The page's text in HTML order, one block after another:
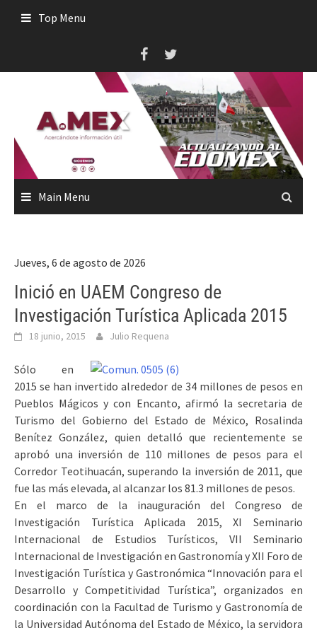
Top Menu
Main Menu
Jueves, 6 de agosto de 2026
Inició en UAEM Congreso de
Investigación Turística Aplicada 2015
18 junio, 2015 Julio Requena
Sólo en
2015 se han invertido alrededor de 34 millones de pesos en
Pueblos Mágicos y con Encanto, afirmó la secretaria de
Turismo del Gobierno del Estado de México, Rosalinda
Benítez González, quien detalló que recientemente se
aprobó una inversión de 110 millones de pesos para el
Corredor Teotihuacán, superando la inversión de 2011, que
fue las más elevada, al alcanzar los 81.3 millones de pesos.
En el marco de la inauguración del Congreso de
Investigación Turística Aplicada 2015, XI Seminario
Internacional de Estudios Turísticos, VII Seminario
Internacional de Investigación en Gastronomía y XII Foro de
Investigación Turística y Gastronómica “Innovación para el
Desarrollo y Competitividad Turística”, organizados en
coordinación con la Facultad de Turismo y Gastronomía de
la Universidad Autónoma del Estado de México, la servidora